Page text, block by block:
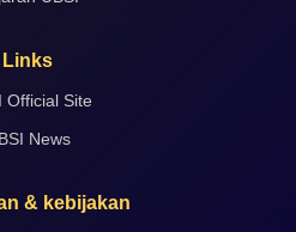
Links
Official Site
News
& kebijakan